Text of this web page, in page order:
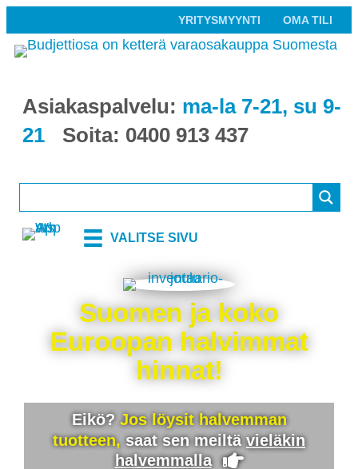
YRITYSMYYNTI OMA TILI
Asiakaspalvelu: ma-la 7-21, su 9-
21
Soita: 0400 913 437
VALITSE SIVU
Suomen ja koko
Euroopan halvimmat
hinnat!
Eikö? Jos löysit halvemman
tuotteen, saat sen meiltävieläkin
halvemmalla